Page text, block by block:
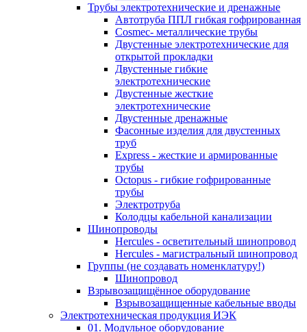
Трубы электротехнические и дренажные
Автотруба ППЛ гибкая гофрированная
Cosmec- металлические трубы
Двустенные электротехнические для
открытой прокладки
Двустенные гибкие
электротехнические
Двустенные жесткие
электротехнические
Двустенные дренажные
Фасонные изделия для двустенных
труб
Express - жесткие и армированные
трубы
Octopus - гибкие гофрированные
трубы
Электротруба
Колодцы кабельной канализации
Шинопроводы
Hercules - осветительный шинопровод
Hercules - магистральный шинопровод
Группы (не создавать номенклатуру!)
Шинопровод
Взрывозащищённое оборудование
Взрывозащищенные кабельные вводы
Электротехническая продукция ИЭК
01. Модульное оборудование